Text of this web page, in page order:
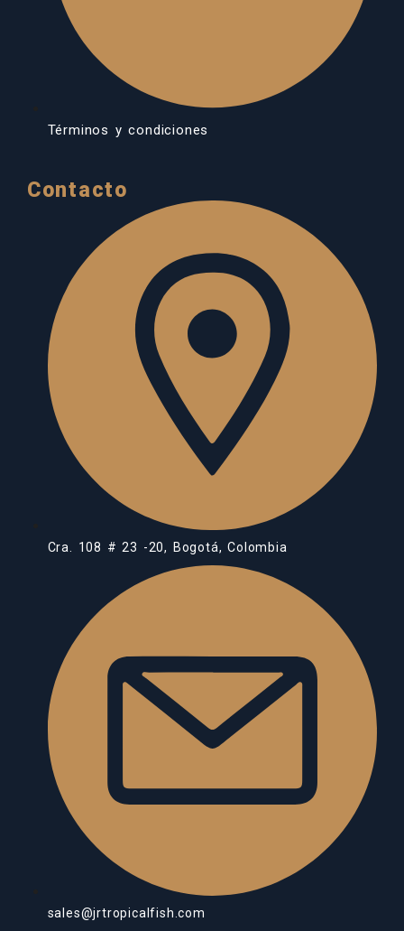
Términos y condiciones
Contacto
Cra. 108 # 23 -20, Bogotá, Colombia
sales@jrtropicalfish.com